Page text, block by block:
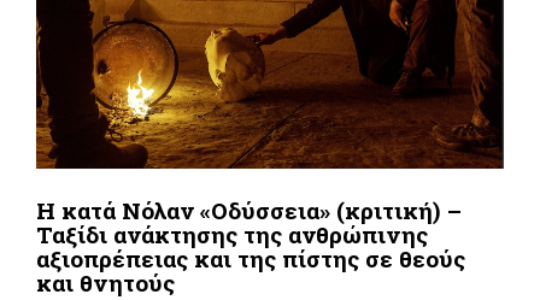
Η κατά Νόλαν «Οδύσσεια» (κριτική) –
Ταξίδι ανάκτησης της ανθρώπινης
αξιοπρέπειας και της πίστης σε θεούς
και θνητούς